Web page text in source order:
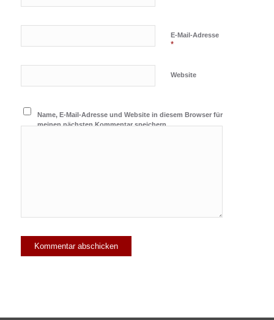
E-Mail-Adresse
*
Website
Name, E-Mail-Adresse und Website in diesem Browser für
meinen nächsten Kommentar speichern.